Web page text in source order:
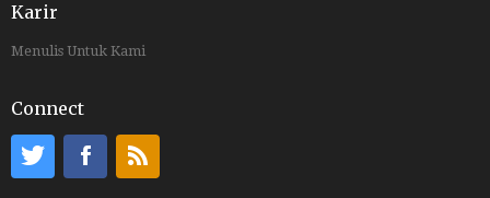
Karir
Menulis Untuk Kami
Connect